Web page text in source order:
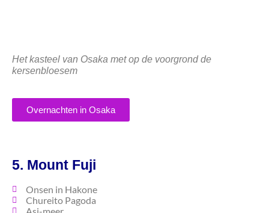
Het kasteel van Osaka met op de voorgrond de
kersenbloesem
Overnachten in Osaka
5. Mount Fuji
Onsen in Hakone
Chureito Pagoda